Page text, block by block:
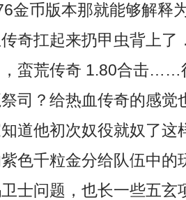
金币版本那就能够解释
奇扛起来扔甲虫背上了
蛮荒传奇 1.80合击……
司？给热血传奇的感觉
道他初次奴役就奴了这
色千粒金分给队伍中的
士问题，也长一些五玄